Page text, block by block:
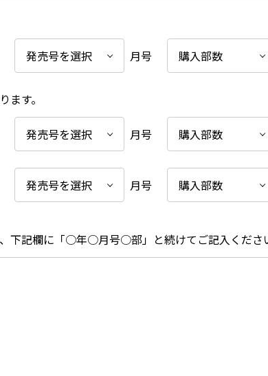
月号
す。
月号
月号
下記欄に「○年○月号○部」と続けてご記入くださ